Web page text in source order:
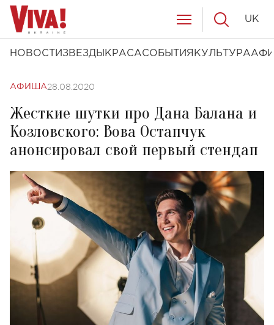
НОВОСТИ ЗВЕЗДЫ КРАСАСОБЫТИЯ КУЛЬТУРА
UK
АФИША28.08.2020
Жесткие шутки про Дана Балана и
Козловского: Вова Остапчук
анонсировал свой первый стендап